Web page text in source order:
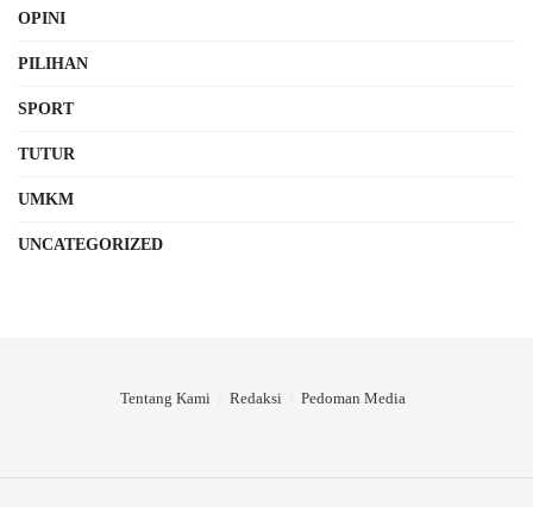
OPINI
PILIHAN
SPORT
TUTUR
UMKM
UNCATEGORIZED
Tentang Kami Redaksi Pedoman Media